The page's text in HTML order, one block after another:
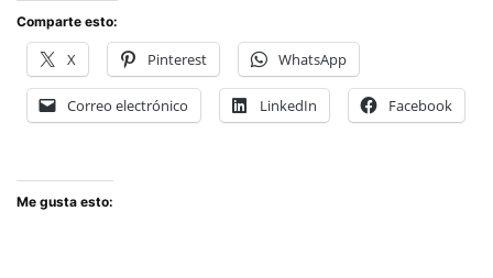
Comparte esto:
X Pinterest WhatsApp
Correo electrónico LinkedIn Facebook
Me gusta esto: